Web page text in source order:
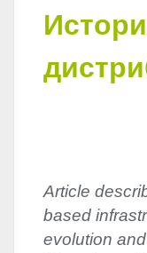
Article
based
evolution